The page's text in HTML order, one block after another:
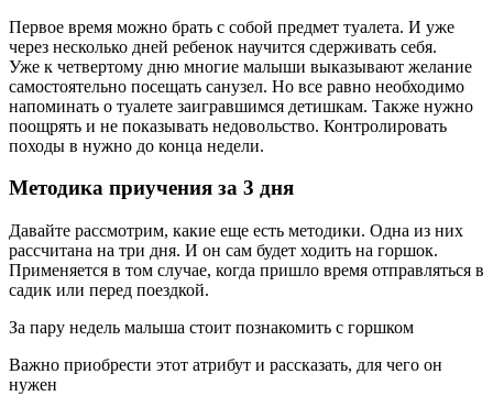
Первое время можно брать с собой предмет туалета. И уже
через несколько дней ребенок научится сдерживать себя.
Уже к четвертому дню многие малыши выказывают желание
самостоятельно посещать санузел. Но все равно необходимо
напоминать о туалете заигравшимся детишкам. Также нужно
поощрять и не показывать недовольство. Контролировать
походы в нужно до конца недели.
Методика приучения за 3 дня
Давайте рассмотрим, какие еще есть методики. Одна из них
рассчитана на три дня. И он сам будет ходить на горшок.
Применяется в том случае, когда пришло время отправляться в
садик или перед поездкой.
За пару недель малыша стоит познакомить с горшком
Важно приобрести этот атрибут и рассказать, для чего он
нужен